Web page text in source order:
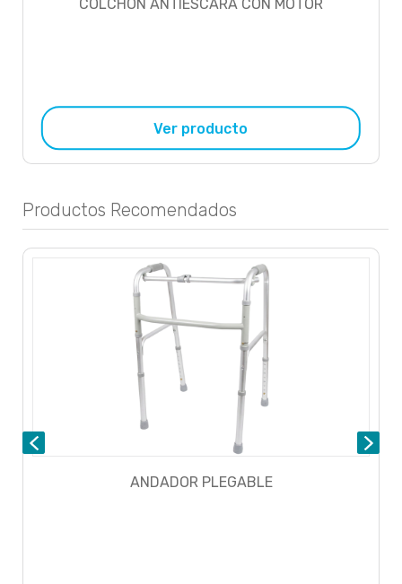
COLCHON ANTIESCARA CON MOTOR
Ver producto
Productos Recomendados
ANDADOR PLEGABLE